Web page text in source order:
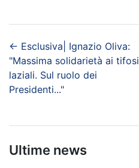
← Esclusiva| Ignazio Oliva:
"Massima solidarietà ai tifosi
laziali. Sul ruolo dei
Presidenti..."
Ultime news